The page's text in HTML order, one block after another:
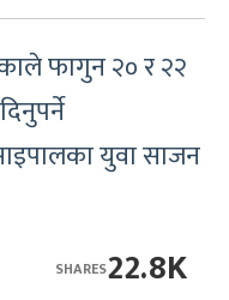
फागुन २० र २२
युवा साजन
22.8K
SHARES